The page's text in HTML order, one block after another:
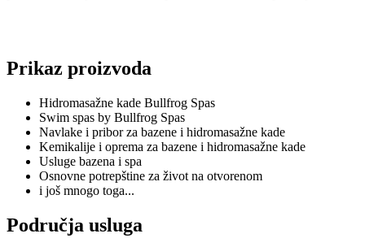
Prikaz proizvoda
Hidromasažne kade Bullfrog Spas
Swim spas by Bullfrog Spas
Navlake i pribor za bazene i hidromasažne kade
Kemikalije i oprema za bazene i hidromasažne kade
Usluge bazena i spa
Osnovne potrepštine za život na otvorenom
i još mnogo toga...
Područja usluga